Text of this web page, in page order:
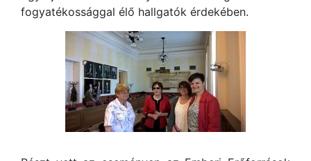
fogyatékossággal élő hallgatók érdekében.